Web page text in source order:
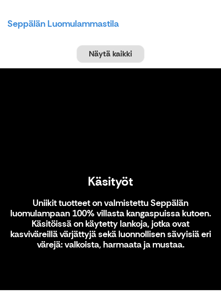
Seppälän Luomulammastila
Näytä kaikki
Käsityöt
Uniikit tuotteet on valmistettu Seppälän
luomulampaan 100% villasta kangaspuissa kutoen.
Käsitöissä on käytetty lankoja, jotka ovat
kasviväreillä värjättyjä sekä luonnollisen sävyisiä eri
värejä: valkoista, harmaata ja mustaa.